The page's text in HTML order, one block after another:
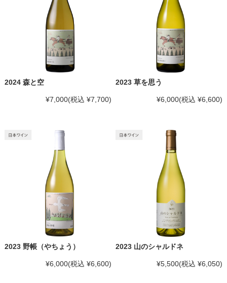
2024 森と空
¥7,000(税込 ¥7,700)
2023 草を思う
¥6,000(税込 ¥6,600)
2023 野帳（やちょう）
¥6,000(税込 ¥6,600)
2023 山のシャルドネ
¥5,500(税込 ¥6,050)